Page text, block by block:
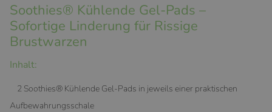
Soothies® Kühlende Gel-Pads –
Sofortige Linderung für Rissige
Brustwarzen
Inhalt:
2 Soothies® Kühlende Gel-Pads in jeweils einer praktischen
Aufbewahrungsschale